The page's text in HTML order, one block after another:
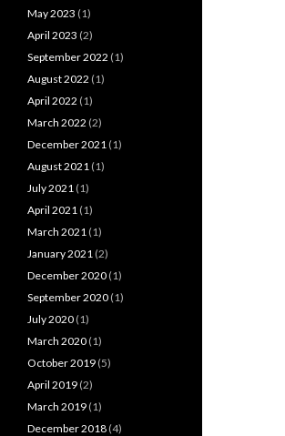
May 2023 (1)
April 2023 (2)
September 2022 (1)
August 2022 (1)
April 2022 (1)
March 2022 (2)
December 2021 (1)
August 2021 (1)
July 2021 (1)
April 2021 (1)
March 2021 (1)
January 2021 (2)
December 2020 (1)
September 2020 (1)
July 2020 (1)
March 2020 (1)
October 2019 (5)
April 2019 (2)
March 2019 (1)
December 2018 (4)